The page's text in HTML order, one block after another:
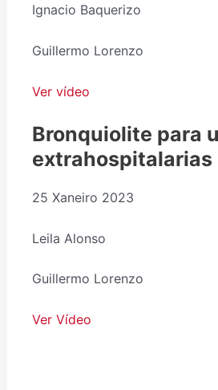
Ignacio Baquerizo
Guillermo Lorenzo
Ver vídeo
Bronquiolite para
extrahospitalarias
25 Xaneiro 2023
Leila Alonso
Guillermo Lorenzo
Ver Vídeo